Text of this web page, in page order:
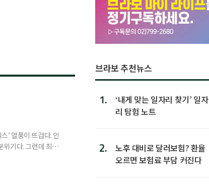
’ 열풍이 뜨겁다. 인
위기다. 그런데 최근
지의 두 얼
브라보 추천뉴스
1.
‘내게 맞는 일자리 찾기’ 일자
리 탐험 노트
2.
노후 대비로 달러보험? 환율
오르면 보험료 부담 커진다